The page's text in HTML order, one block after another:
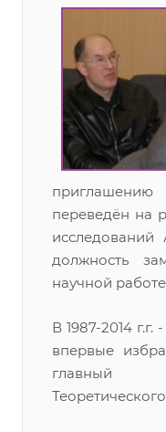
переведён на
должность
научной
В 1987-2014
впервые
главный